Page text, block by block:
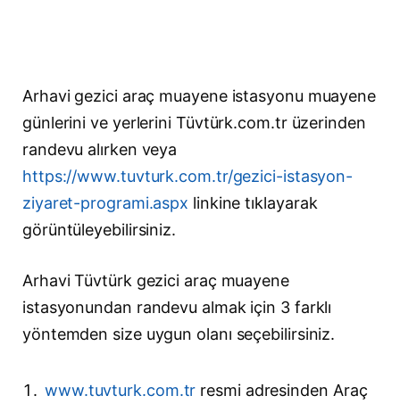
Arhavi gezici araç muayene istasyonu muayene
günlerini ve yerlerini Tüvtürk.com.tr üzerinden
randevu alırken veya
https://www.tuvturk.com.tr/gezici-istasyon-
ziyaret-programi.aspx linkine tıklayarak
görüntüleyebilirsiniz.
Arhavi Tüvtürk gezici araç muayene
istasyonundan randevu almak için 3 farklı
yöntemden size uygun olanı seçebilirsiniz.
www.tuvturk.com.tr resmi adresinden Araç